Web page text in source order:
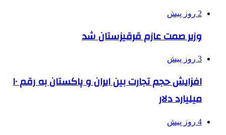
2 روز پیش
وزیر صمت عازم قرقیزستان شد
3 روز پیش
افزایش حجم تجارت بین ایران و پاکستان به رقم ۱۰
میلیارد دلار
4 روز پیش